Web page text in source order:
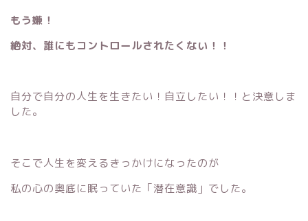
もう嫌！
絶対、誰にもコントロールされたくない！！
自分で自分の人生を生きたい！自立したい！！と決意しま
した。
そこで人生を変えるきっかけになったのが
私の心の奥底に眠っていた「潜在意識」でした。